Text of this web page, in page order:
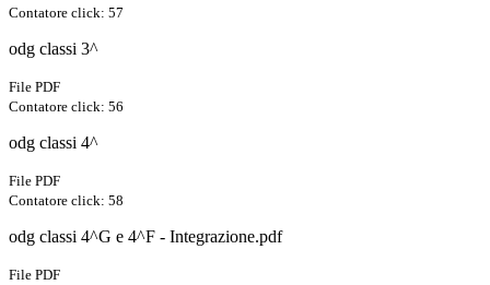
Contatore click: 57
odg classi 3^
File PDF
Contatore click: 56
odg classi 4^
File PDF
Contatore click: 58
odg classi 4^G e 4^F - Integrazione.pdf
File PDF